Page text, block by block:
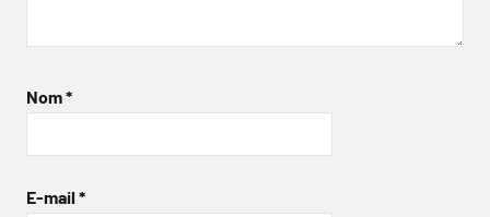
Nom*
E-mail *